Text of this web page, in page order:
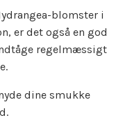
blomster i
er det også en god
regelmæssigt
dine smukke